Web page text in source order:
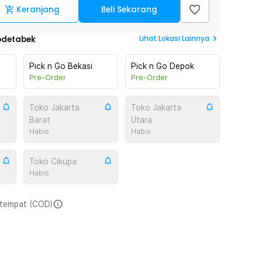
Keranjang Beli Sekarang
Lihat Lokasi Lainnya
Pick n Go Bekasi
Pre-Order
Pick n Go Depok
Pre-Order
Toko Jakarta
Barat
Habis
Toko Jakarta
Utara
Habis
Toko Cikupa
Habis
(COD)